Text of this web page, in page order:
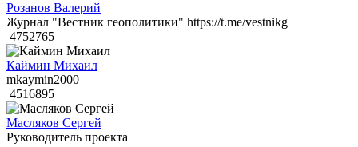
Розанов Валерий
Журнал "Вестник геополитики" https://t.me/vestnikg
4752765
Каймин Михаил
mkaymin2000
4516895
Масляков Сергей
Руководитель проекта